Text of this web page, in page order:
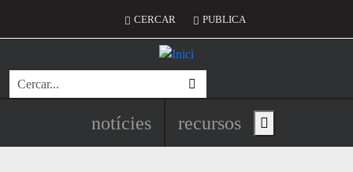
Menú del compte d'usuari
CERCAR PUBLICA
Cerca
Navegació principal de
notícies recursos Show main menu